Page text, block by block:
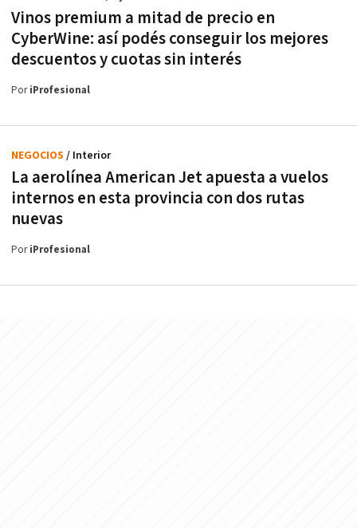
Vinos premium a mitad de precio en
CyberWine: así podés conseguir los mejores
descuentos y cuotas sin interés
PoriProfesional
La aerolínea American Jet apuesta a vuelos
internos en esta provincia con dos rutas
nuevas
NEGOCIOS / Interior
PoriProfesional